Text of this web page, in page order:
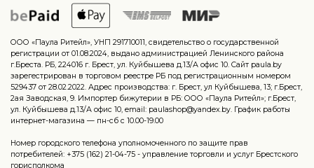
ООО «Паула Ритейл», УНП 291710011, свидетельство о государственной
регистрации от 01.08.2024, выдано администрацией Ленинского района
г.Бреста. РБ, 224016 г. Брест, ул. Куйбышева д.13/А офис 10. Сайт paula.by
зарегестрирован в торговом реестре РБ под регистрационным номером
529437 от 28.02.2022. Адрес производства: г. Брест, ул Куйбышева, 13; г.Брест,
2ая Заводская, 9. Импортер бижутерии в РБ: ООО «Паула Ритейл»; г.Брест,
ул. Куйбышева д.13/А офис 10, email: paulashop@yandex.by. График работы
интернет-магазина — пн-сб с 10.00-19.00
Номер городского телефона уполномоченного по защите прав
потребителей: +375 (162) 21-04-75 - управление торговли и услуг Брестского
горисполкома